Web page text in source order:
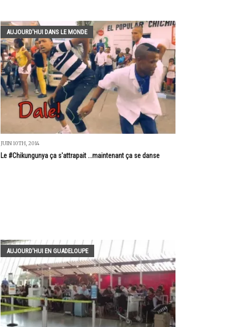
AUJOURD'HUI DANS LE MONDE
JUIN 10TH, 2014
Le #Chikungunya ça s'attrapait ...maintenant ça se danse
AUJOURD'HUI EN GUADELOUPE